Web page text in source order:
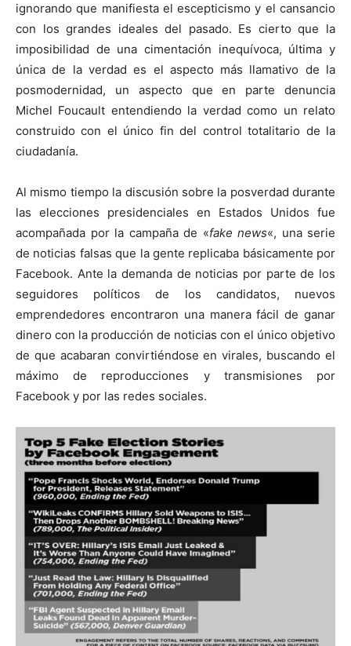
ignorando que manifiesta el escepticismo y el cansancio
con los grandes ideales del pasado. Es cierto que la
imposibilidad de una cimentación inequívoca, última y
única de la verdad es el aspecto más llamativo de la
posmodernidad, un aspecto que en parte denuncia
Michel Foucault entendiendo la verdad como un relato
construido con el único fin del control totalitario de la
ciudadanía.
Al mismo tiempo la discusión sobre la posverdad durante
las elecciones presidenciales en Estados Unidos fue
acompañada por la campaña de «fake news«, una serie
de noticias falsas que la gente replicaba básicamente por
Facebook. Ante la demanda de noticias por parte de los
seguidores políticos de los candidatos, nuevos
emprendedores encontraron una manera fácil de ganar
dinero con la producción de noticias con el único objetivo
de que acabaran convirtiéndose en virales, buscando el
máximo de reproducciones y transmisiones por
Facebook y por las redes sociales.